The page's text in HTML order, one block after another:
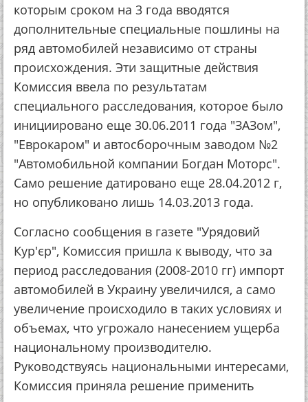
которым сроком на 3 года вводятся
дополнительные специальные пошлины на
ряд автомобилей независимо от страны
происхождения. Эти защитные действия
Комиссия ввела по результатам
специального расследования, которое было
инициировано еще 30.06.2011 года "ЗАЗом",
"Еврокаром" и автосборочным заводом №2
"Автомобильной компании Богдан Моторс".
Само решение датировано еще 28.04.2012 г,
но опубликовано лишь 14.03.2013 года.
Согласно сообщения в газете "Урядовий
Кур'єр", Комиссия пришла к выводу, что за
период расследования (2008-2010 гг) импорт
автомобилей в Украину увеличился, а само
увеличение происходило в таких условиях и
объемах, что угрожало нанесением ущерба
национальному производителю.
Руководствуясь национальными интересами,
Комиссия приняла решение применить